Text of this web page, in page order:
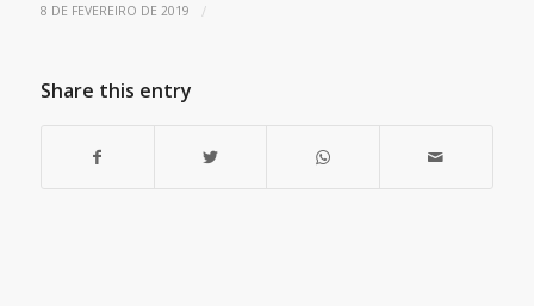
8 DE FEVEREIRO DE 2019 /
Share this entry